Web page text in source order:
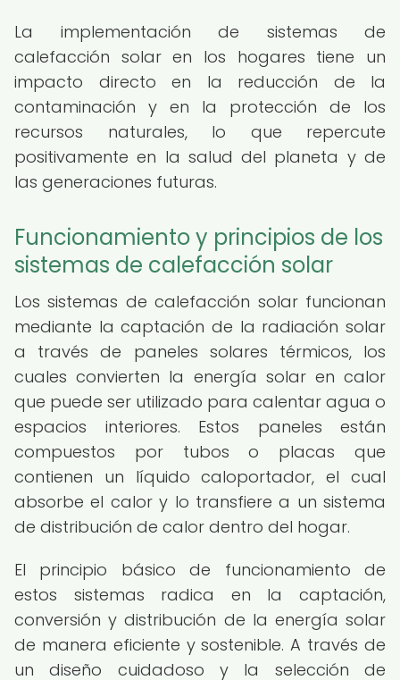
La implementación de sistemas de
calefacción solar en los hogares tiene un
impacto directo en la reducción de la
contaminación y en la protección de los
recursos naturales, lo que repercute
positivamente en la salud del planeta y de
las generaciones futuras.
Funcionamiento y principios de los
sistemas de calefacción solar
Los sistemas de calefacción solar funcionan
mediante la captación de la radiación solar
a través de paneles solares térmicos, los
cuales convierten la energía solar en calor
que puede ser utilizado para calentar agua o
espacios interiores. Estos paneles están
compuestos por tubos o placas que
contienen un líquido caloportador, el cual
absorbe el calor y lo transfiere a un sistema
de distribución de calor dentro del hogar.
El principio básico de funcionamiento de
estos sistemas radica en la captación,
conversión y distribución de la energía solar
de manera eficiente y sostenible. A través de
un diseño cuidadoso y la selección de